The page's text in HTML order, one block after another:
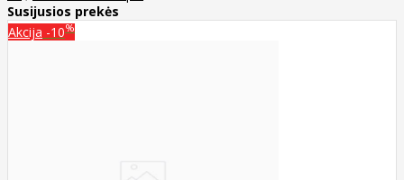
Susijusios prekės
Akcija -10%